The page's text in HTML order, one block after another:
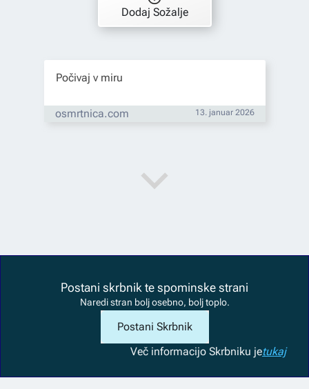
Dodaj Sožalje
Počivaj v miru
osmrtnica.com 13. januar 2026
Postani skrbnik te spominske strani
Naredi stran bolj osebno, bolj toplo.
Postani Skrbnik
Več informacijo Skrbniku jetukaj